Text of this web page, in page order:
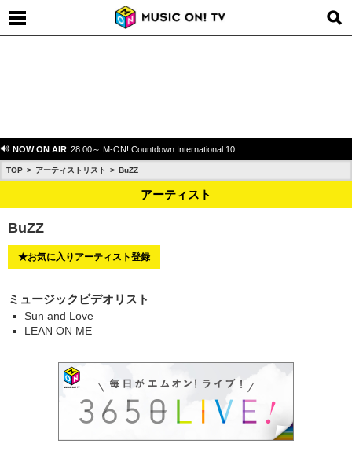
NOW ON AIR 28:00～ M-ON! Countdown International 10
TOP アーティストリスト BuZZ
アーティスト
BuZZ
★お気に入りアーティスト登録
ミュージックビデオリスト
Sun and Love
LEAN ON ME